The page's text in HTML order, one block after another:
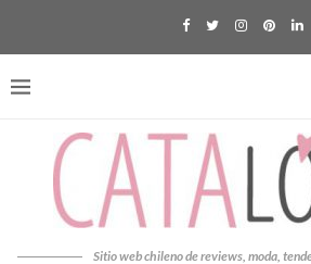
Sitio web chileno de reviews, moda,